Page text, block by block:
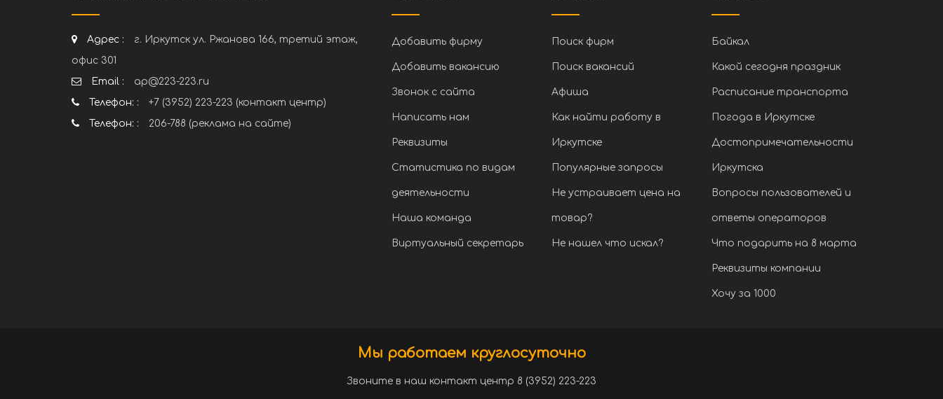
Адрес :
г. Иркутск ул. Ржанова 166, третий этаж,
офис 301
Email :
ap@223-223.ru
Телефон: :
+7 (3952) 223-223 (контакт центр)
Телефон: :
206-788 (реклама на сайте)
Добавить фирму
Добавить вакансию
Звонок с сайта
Написать нам
Реквизиты
Статистика по видам
деятельности
Наша команда
Виртуальный секретарь
Поиск фирм
Поиск вакансий
Афиша
Как найти работу в
Иркутске
Популярные запросы
Не устраивает цена на
товар?
Не нашел что искал?
Байкал
Какой сегодня праздник
Расписание транспорта
Погода в Иркутске
Достопримечательности
Иркутска
Вопросы пользователей и
ответы операторов
Что подарить на 8 марта
Реквизиты компании
Хочу за 1000
Мы работаем круглосуточно
Звоните в наш контакт центр 8 (3952) 223-223